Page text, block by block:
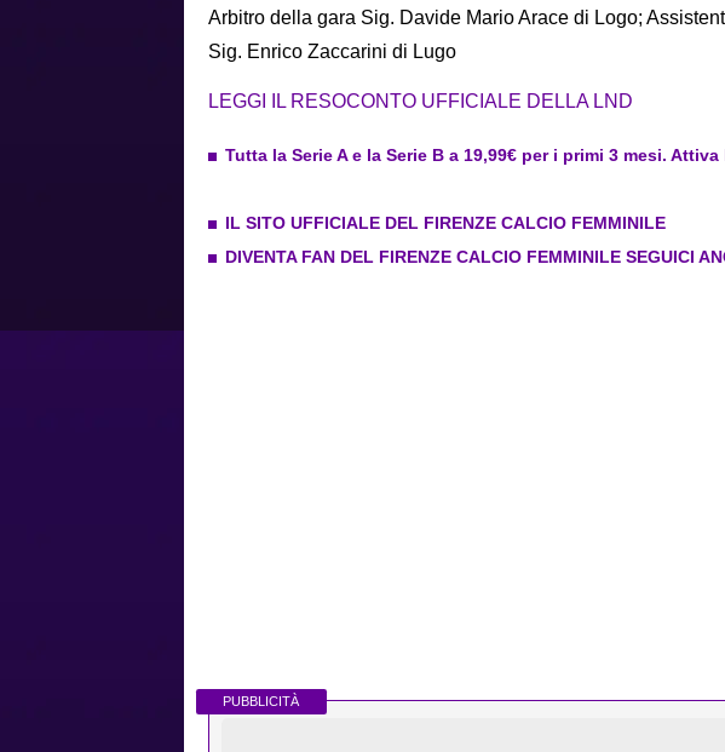
Arbitro della gara Sig. Davide Mario Arace di Logo;
Sig. Enrico Zaccarini di Lugo
LEGGI IL RESOCONTO UFFICIALE DELLA LND
Tutta la Serie A e la Serie B a 19,99€ per i primi 3 mesi.
IL SITO UFFICIALE DEL FIRENZE CALCIO FEMMINILE
DIVENTA FAN DEL FIRENZE CALCIO FEMMINILE SEGUICI
PUBBLICITÀ